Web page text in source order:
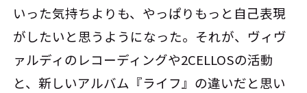
いった気持ちよりも、やっぱりもっと自己表現
がしたいと思うようになった。それが、ヴィヴ
ァルディのレコーディングや2CELLOSの活動
と、新しいアルバム『ライフ』の違いだと思い